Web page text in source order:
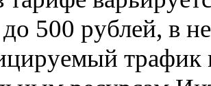
500 рублей, в
трафик